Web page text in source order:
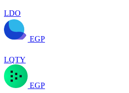
LDO
EGP
LQTY
EGP